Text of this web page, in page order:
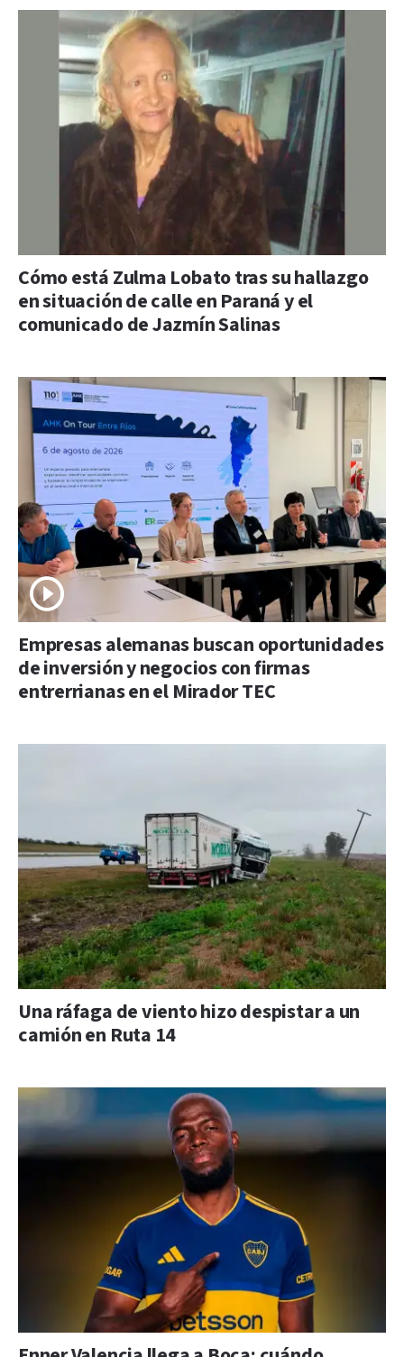
Cómo está Zulma Lobato tras su hallazgo
en situación de calle en Paraná y el
comunicado de Jazmín Salinas
Empresas alemanas buscan oportunidades
de inversión y negocios con firmas
entrerrianas en el Mirador TEC
Una ráfaga de viento hizo despistar a un
camión en Ruta 14